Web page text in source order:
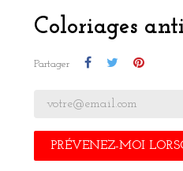
Coloriages
Partager
PRÉVENEZ-MOI